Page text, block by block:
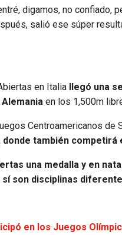
digamos, no confiado,
salió ese súper
en Italia llegó una
en los 1,500m
Centroamericanos de
también competirá
una medalla y en
son disciplinas
en los Juegos